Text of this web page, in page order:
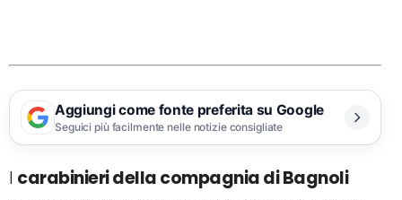
Aggiungi come fonte preferita su Google
Seguici più facilmente nelle notizie consigliate
I carabinieri della compagnia di Bagnoli